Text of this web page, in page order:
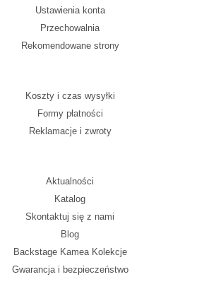
Ustawienia konta
Przechowalnia
Rekomendowane strony
Koszty i czas wysyłki
Formy płatności
Reklamacje i zwroty
Aktualności
Katalog
Skontaktuj się z nami
Blog
Backstage Kamea Kolekcje
Gwarancja i bezpieczeństwo